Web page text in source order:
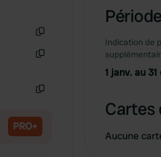
PRO+
Indication de
1 janv. au 31
Cartes
Aucune